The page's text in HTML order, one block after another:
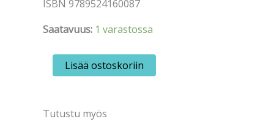
ISBN 9789524160087
Saatavuus: 1 varastossa
Tuomivaara,
Outi:
-
Samasta
Lisää ostoskoriin
Tutustu myös